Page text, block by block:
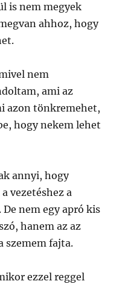
is nem megyek
ahhoz, hogy
nem
ami az
azon tönkremehet,
hogy nekem lehet
annyi, hogy
vezetéshez a
De nem egy apró kis
hanem az az
szemem fajta.
ezzel reggel